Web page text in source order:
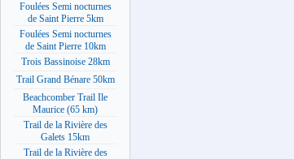
Foulées Semi nocturnes
de Saint Pierre 5km
Foulées Semi nocturnes
de Saint Pierre 10km
Trois Bassinoise 28km
Trail Grand Bénare 50km
Beachcomber Trail Ile
Maurice (65 km)
Trail de la Rivière des
Galets 15km
Trail de la Rivière des